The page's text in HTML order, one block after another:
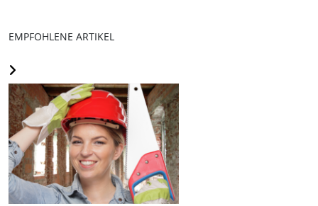
EMPFOHLENE ARTIKEL